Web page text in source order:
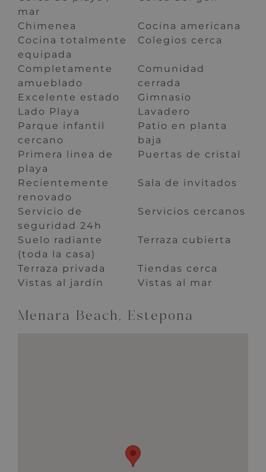
mar
Chimenea
Cocina americana
Cocina totalmente
equipada
Colegios cerca
Completamente
amueblado
Comunidad
cerrada
Excelente estado
Gimnasio
Lado Playa
Lavadero
Parque infantil
cercano
Patio en planta
baja
Primera linea de
playa
Puertas de cristal
Recientemente
renovado
Sala de invitados
Servicio de
seguridad 24h
Servicios cercanos
Suelo radiante
(toda la casa)
Terraza cubierta
Terraza privada
Tiendas cerca
Vistas al jardín
Vistas al mar
Menara Beach, Estepona